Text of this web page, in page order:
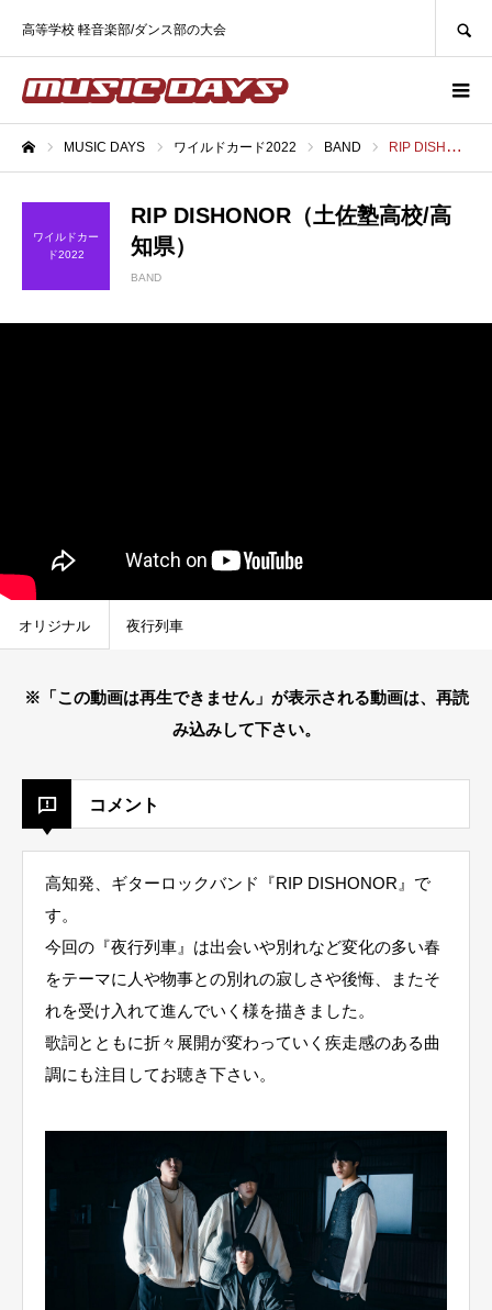
高等学校 軽音楽部/ダンス部の大会
MUSIC DAYS ワイルドカード2022 BAND RIP DISHONOR（土佐塾高校/高知県）
ワイルドカー
ド2022
RIP DISHONOR（土佐塾高校/高
知県）
BAND
オリジナル 夜行列車
※「この動画は再生できません」が表示される動画は、再読
み込みして下さい。
コメント
高知発、ギターロックバンド『RIP DISHONOR』で
す。
今回の『夜行列車』は出会いや別れなど変化の多い春
をテーマに人や物事との別れの寂しさや後悔、またそ
れを受け入れて進んでいく様を描きました。
歌詞とともに折々展開が変わっていく疾走感のある曲
調にも注目してお聴き下さい。